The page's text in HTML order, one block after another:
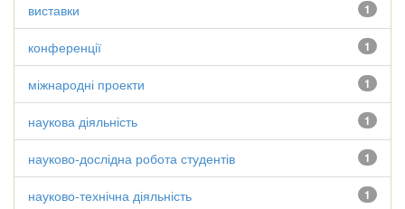
1
виставки
1
конференції
1
міжнародні проекти
1
наукова діяльність
1
науково-дослідна робота студентів
1
науково-технічна діяльність